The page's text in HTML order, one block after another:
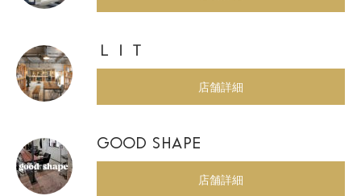
ＬＩＴ
店舗詳細
GOOD SHAPE
店舗詳細